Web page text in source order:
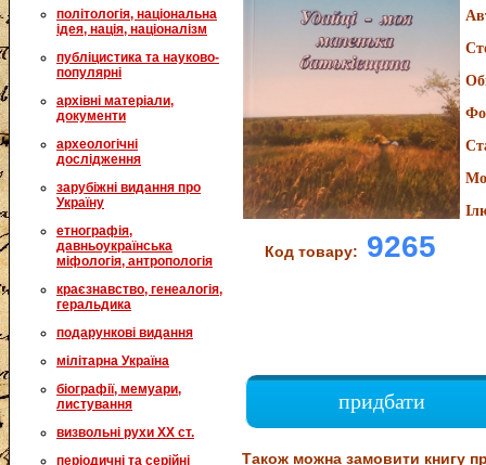
політологія, національна
ідея, нація, націоналізм
публіцистика та науково-
популярні
архівні матеріали,
документи
археологічні
дослідження
зарубіжні видання про
Україну
етнографія,
давньоукраїнська
міфологія, антропологія
краєзнавство, генеалогія,
геральдика
подарункові видання
мілітарна Україна
біографії, мемуари,
листування
визвольні рухи XX ст.
періодичні та серійні
Код товару: 9265
придбати
Також можна замовити книгу